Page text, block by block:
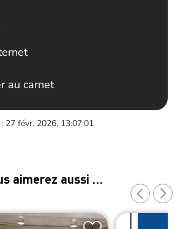
au carnet
27 févr. 2026, 13:07:01
aimerez aussi …